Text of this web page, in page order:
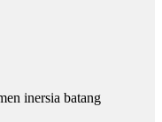
inersia batang